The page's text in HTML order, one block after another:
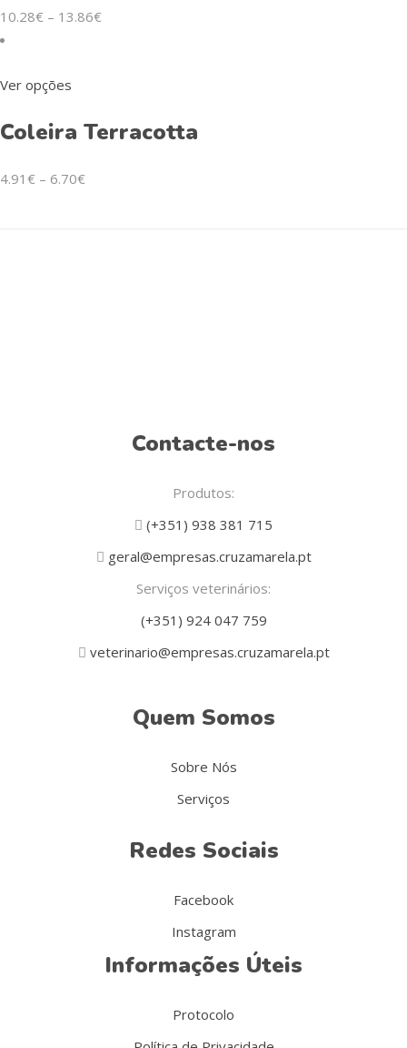
10.28€ – 13.86€
Ver opções
Coleira Terracotta
4.91 € – 6.70€
Contacte-nos
Produtos:
(+351) 938 381 715
geral@empresas.cruzamarela.pt
Serviços veterinários:
(+351) 924 047 759
veterinario@empresas.cruzamarela.pt
Quem Somos
Sobre Nós
Serviços
Redes Sociais
Facebook
Instagram
Informações Úteis
Protocolo